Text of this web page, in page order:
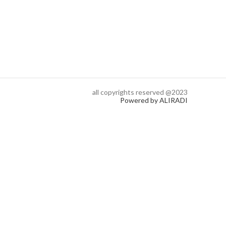
all copyrights reserved @2023
Powered by ALIRADI